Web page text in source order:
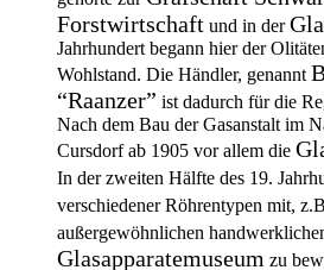
Forstwirtschaft und in der
Jahrhundert begann hier der
Wohlstand. Die Händler, genannt
“Raanzer” ist dadurch für die
Nach dem Bau der Gasanstalt im
Cursdorf ab 1905 vor allem die
In der zweiten Hälfte des 19.
verschiedener Röhrentypen mit,
außergewöhnlichen
Glasapparatemuseum zu